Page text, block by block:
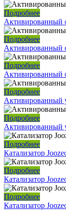
Подробнее
Активированный
Подробнее
Активированный
Подробнее
Активированный
Подробнее
Активированный
Подробнее
Активированный
Подробнее
Катализатор
Подробнее
Катализатор
Подробнее
Катализатор